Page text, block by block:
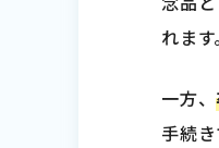
れます。
一方、
手続